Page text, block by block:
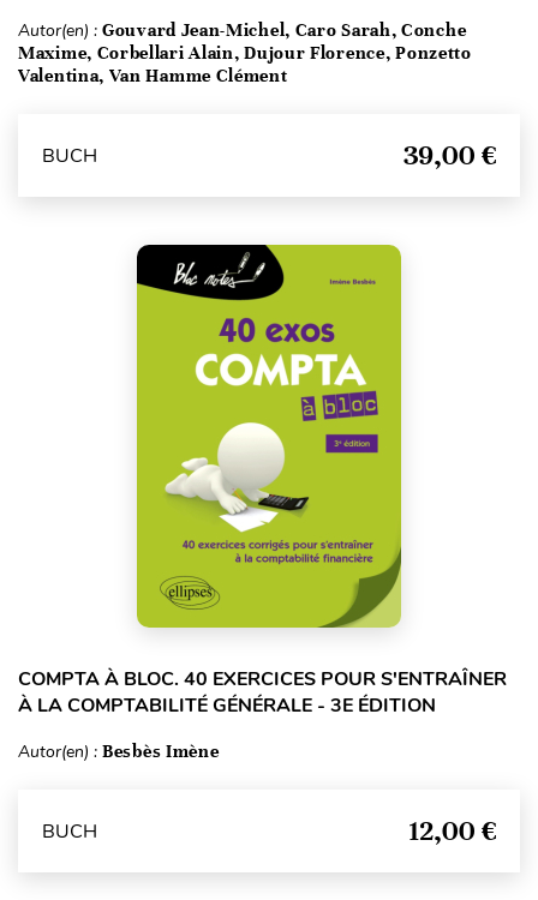
Autor(en) : Gouvard Jean-Michel, Caro Sarah, Conche
Maxime, Corbellari Alain, Dujour Florence, Ponzetto
Valentina, Van Hamme Clément
BUCH 39,00 €
COMPTA À BLOC. 40 EXERCICES POUR S'ENTRAÎNER
À LA COMPTABILITÉ GÉNÉRALE - 3E ÉDITION
Autor(en) : Besbès Imène
BUCH 12,00 €